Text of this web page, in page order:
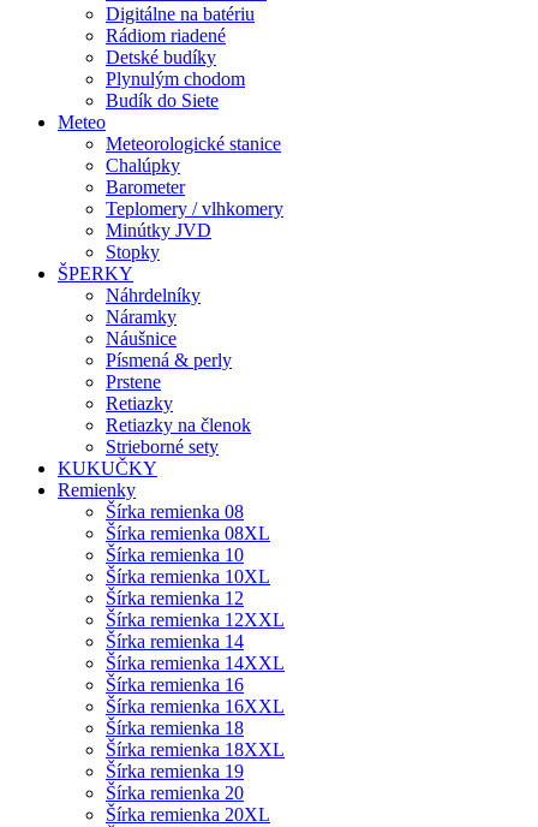
Digitálne na batériu
Rádiom riadené
Detské budíky
Plynulým chodom
Budík do Siete
Meteo
Meteorologické stanice
Chalúpky
Barometer
Teplomery / vlhkomery
Minútky JVD
Stopky
ŠPERKY
Náhrdelníky
Náramky
Náušnice
Písmená & perly
Prstene
Retiazky
Retiazky na členok
Strieborné sety
KUKUČKY
Remienky
Šírka remienka 08
Šírka remienka 08XL
Šírka remienka 10
Šírka remienka 10XL
Šírka remienka 12
Šírka remienka 12XXL
Šírka remienka 14
Šírka remienka 14XXL
Šírka remienka 16
Šírka remienka 16XXL
Šírka remienka 18
Šírka remienka 18XXL
Šírka remienka 19
Šírka remienka 20
Šírka remienka 20XL